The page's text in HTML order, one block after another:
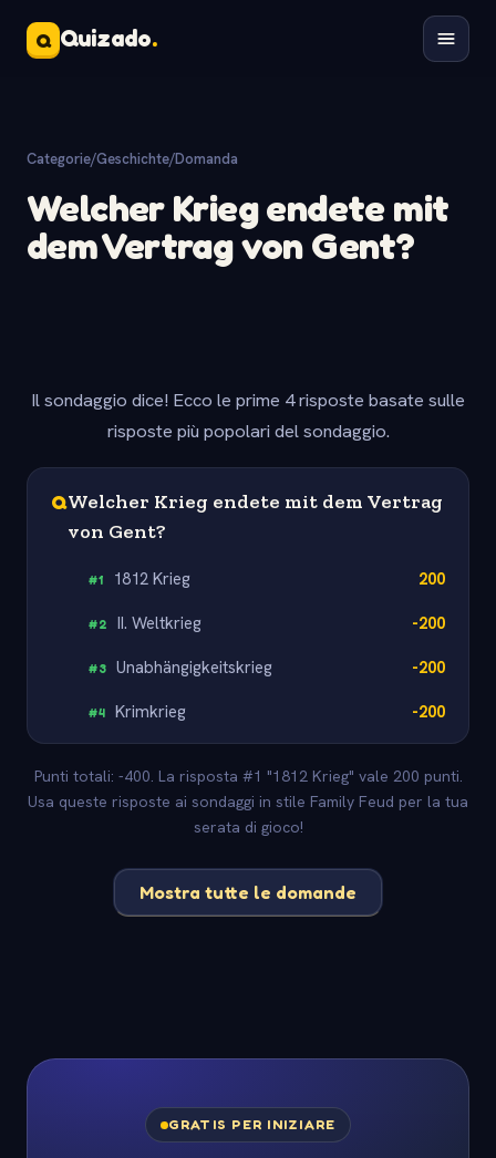
Q Quizado.
Categorie/Geschichte/Domanda
Welcher Krieg endete mit
dem Vertrag von Gent?
Il sondaggio dice! Ecco le prime 4 risposte basate sulle
risposte più popolari del sondaggio.
QWelcher Krieg endete mit dem Vertrag
von Gent?
#1 1812 Krieg 200
#2 II. Weltkrieg -200
#3 Unabhängigkeitskrieg -200
#4 Krimkrieg -200
Punti totali: -400. La risposta #1 "1812 Krieg" vale 200 punti.
Usa queste risposte ai sondaggi in stile Family Feud per la tua
serata di gioco!
Mostra tutte le domande
GRATIS PER INIZIARE